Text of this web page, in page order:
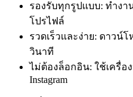
รองรับทุกรูปแบบ: ทำงา
โปรไฟล์
รวดเร็วและง่าย: ดาวน์
วินาที
ไม่ต้องล็อกอิน: ใช้เครื่
Instagram